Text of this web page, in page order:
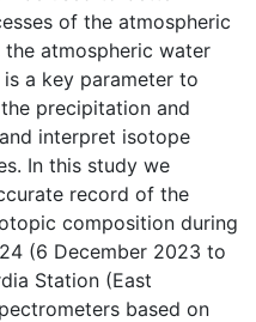
of the atmospheric
atmospheric water
a key parameter to
precipitation and
interpret isotope
In this study we
record of the
composition during
(6 December 2023 to
Station (East
based on